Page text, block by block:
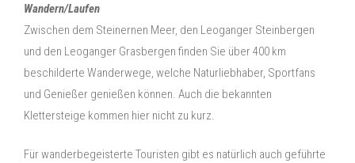
Wandern/Laufen
Zwischen dem Steinernen Meer, den Leoganger Steinbergen
und den Leoganger Grasbergen finden Sie über 400 km
beschilderte Wanderwege, welche Naturliebhaber, Sportfans
und Genießer genießen können. Auch die bekannten
Klettersteige kommen hier nicht zu kurz.
Für wanderbegeisterte Touristen gibt es natürlich auch geführte